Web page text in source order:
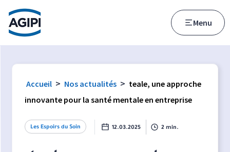
Accès au menu
Accès au contenu principal
Menu
Accueil > Nos actualités > teale, une approche
innovante pour la santé mentale en entreprise
Les Espoirs du Soin 12.03.2025 2 min.